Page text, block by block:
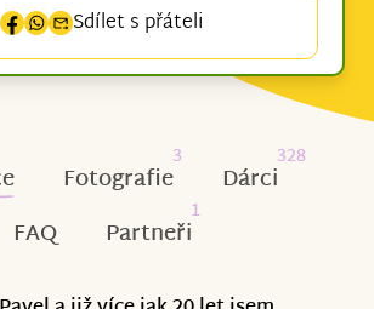
Sdílet s přáteli
Fotografie
3
Dárci
328
FAQ Partneři
1